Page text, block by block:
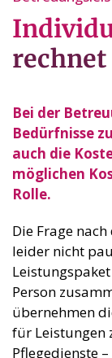
rechnet
Bei der
Bedürfnisse
auch die
möglichen
Rolle.
Die Frage
leider nicht
Person
übernehmen
für Leistungen
Pflegedienste